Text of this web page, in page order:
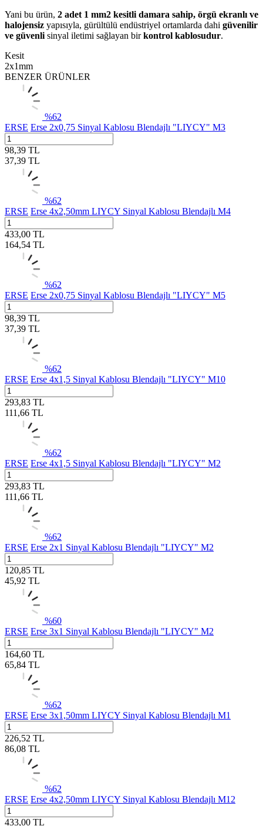
Yani bu ürün, 2 adet 1 mm2 kesitli damara sahip, örgü ekranlı ve
halojensiz yapısıyla, gürültülü endüstriyel ortamlarda dahi güvenilir
ve güvenli sinyal iletimi sağlayan birkontrol kablosudur.
Kesit
2x1mm
BENZER ÜRÜNLER
%62
ERSE Erse 2x0,75 Sinyal Kablosu Blendajlı "LIYCY" M3
98,39 TL
37,39 TL
%62
ERSE Erse 4x2,50mm LIYCY Sinyal Kablosu Blendajlı M4
433,00 TL
164,54 TL
%62
ERSE Erse 2x0,75 Sinyal Kablosu Blendajlı "LIYCY" M5
98,39 TL
37,39 TL
%62
ERSE Erse 4x1,5 Sinyal Kablosu Blendajlı "LIYCY" M10
293,83 TL
111,66 TL
%62
ERSE Erse 4x1,5 Sinyal Kablosu Blendajlı "LIYCY" M2
293,83 TL
111,66 TL
%62
ERSE Erse 2x1 Sinyal Kablosu Blendajlı "LIYCY" M2
120,85 TL
45,92 TL
%60
ERSE Erse 3x1 Sinyal Kablosu Blendajlı "LIYCY" M2
164,60 TL
65,84 TL
%62
ERSE Erse 3x1,50mm LIYCY Sinyal Kablosu Blendajlı M1
226,52 TL
86,08 TL
%62
ERSE Erse 4x2,50mm LIYCY Sinyal Kablosu Blendajlı M12
433,00 TL